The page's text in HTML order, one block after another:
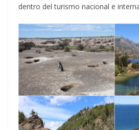
dentro del turismo nacional e